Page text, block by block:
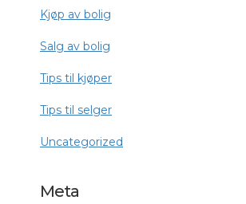
Kjøp av bolig
Salg av bolig
Tips til kjøper
Tips til selger
Uncategorized
Meta